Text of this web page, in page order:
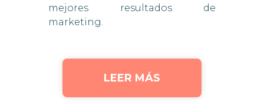
mejores resultados de
marketing.
LEER MÁS